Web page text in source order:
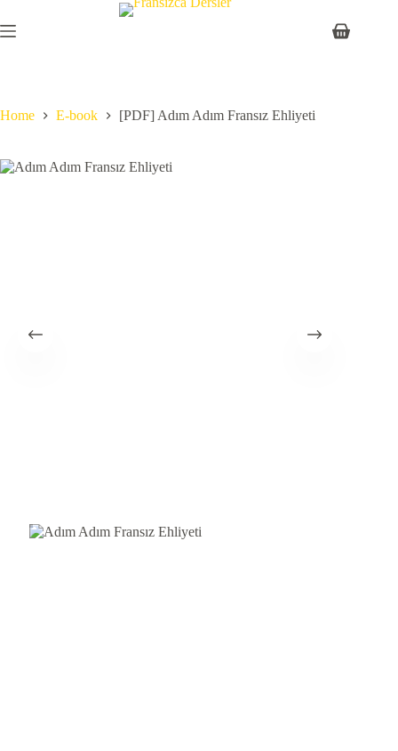
to
content
Shopping
Home E-book [PDF] Adım Adım Fransız Ehliyeti